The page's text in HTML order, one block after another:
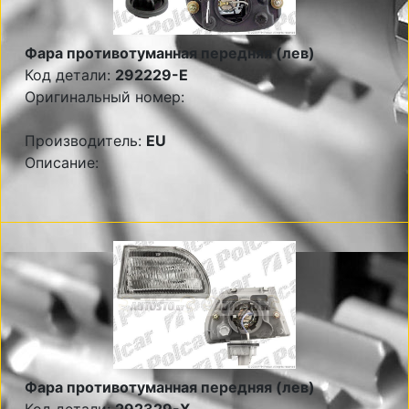
Фара противотуманная передняя (лев)
Код детали: 292229-E
Оригинальный номер:
Производитель: EU
Описание:
Фара противотуманная передняя (лев)